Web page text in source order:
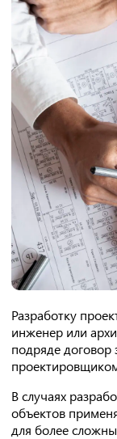
Разработку
инженер или
подряде
В случаях
объектов
для более